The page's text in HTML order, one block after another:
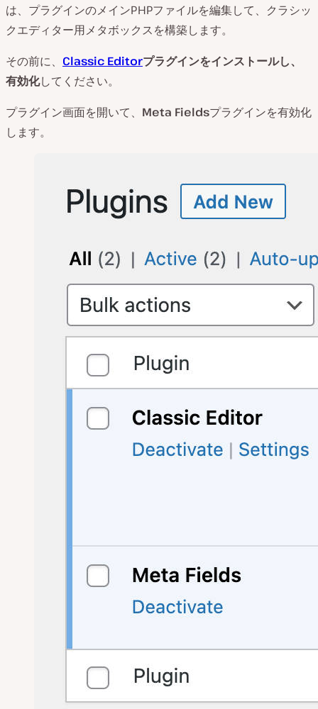
は、プラグインのメインPHPファイルを編集して、クラシッ
クエディター用メタボックスを構築します。
その前に、 Classic Editorプラグインをインストールし、
有効化してください。
プラグイン画面を開いて、 Meta Fieldsプラグインを有効化
します。